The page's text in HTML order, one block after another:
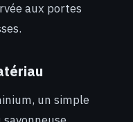
aux portes
un simple